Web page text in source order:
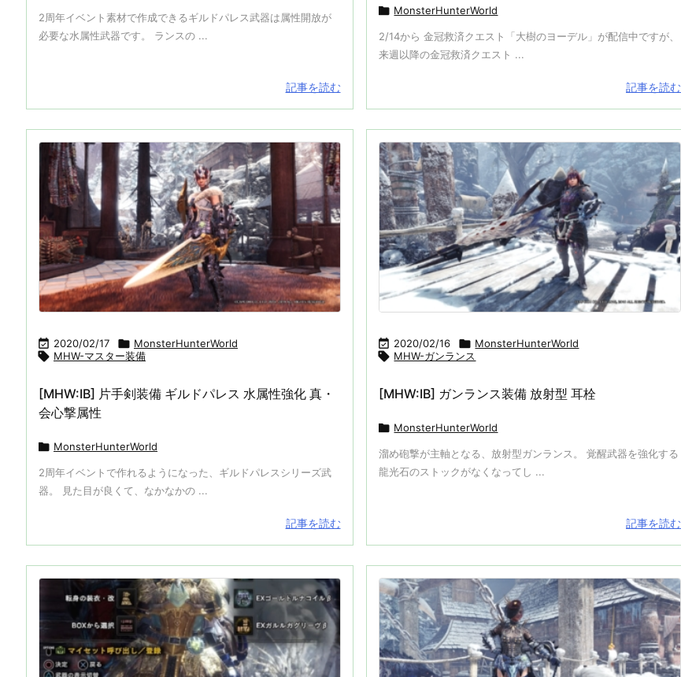
2周年イベント素材で作成できるギルドパレス武器は属性開放が
必要な水属性武器です。 ランスの ...
記事を読む
 MonsterHunterWorld
2/14から 金冠救済クエスト「大樹のヨーデル」が配信中ですが、
来週以降の金冠救済クエスト ...
記事を読む
 2020/02/17  MonsterHunterWorld
 MHW-マスター装備
[MHW:IB] 片手剣装備 ギルドパレス 水属性強化 真・
会心撃属性
 MonsterHunterWorld
2周年イベントで作れるようになった、ギルドパレスシリーズ武
器。 見た目が良くて、なかなかの ...
記事を読む
 2020/02/16  MonsterHunterWorld
 MHW-ガンランス
[MHW:IB] ガンランス装備 放射型 耳栓
 MonsterHunterWorld
溜め砲撃が主軸となる、放射型ガンランス。 覚醒武器を強化する
龍光石のストックがなくなってし ...
記事を読む